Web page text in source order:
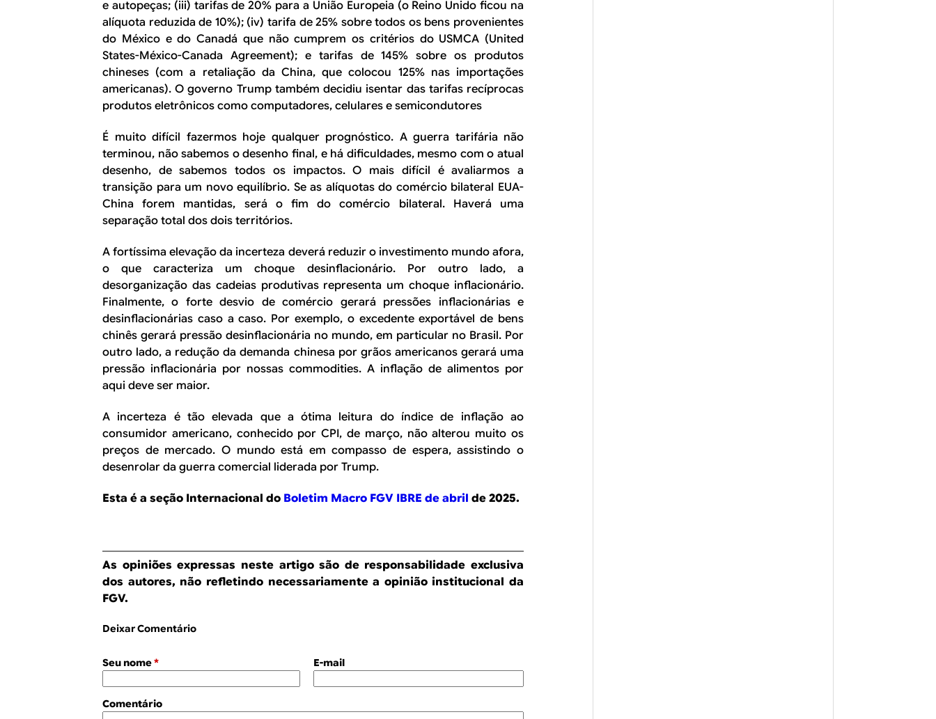
e autopeças; (iii) tarifas de 20% para a União Europeia (o Reino Unido ficou na
alíquota reduzida de 10%); (iv) tarifa de 25% sobre todos os bens provenientes
do México e do Canadá que não cumprem os critérios do USMCA (United
States-México-Canada Agreement); e tarifas de 145% sobre os produtos
chineses (com a retaliação da China, que colocou 125% nas importações
americanas). O governo Trump também decidiu isentar das tarifas recíprocas
produtos eletrônicos como computadores, celulares e semicondutores
É muito difícil fazermos hoje qualquer prognóstico. A guerra tarifária não
terminou, não sabemos o desenho final, e há dificuldades, mesmo com o atual
desenho, de sabemos todos os impactos. O mais difícil é avaliarmos a
transição para um novo equilíbrio. Se as alíquotas do comércio bilateral EUA-
China forem mantidas, será o fim do comércio bilateral. Haverá uma
separação total dos dois territórios.
A fortíssima elevação da incerteza deverá reduzir o investimento mundo afora,
o que caracteriza um choque desinflacionário. Por outro lado, a
desorganização das cadeias produtivas representa um choque inflacionário.
Finalmente, o forte desvio de comércio gerará pressões inflacionárias e
desinflacionárias caso a caso. Por exemplo, o excedente exportável de bens
chinês gerará pressão desinflacionária no mundo, em particular no Brasil. Por
outro lado, a redução da demanda chinesa por grãos americanos gerará uma
pressão inflacionária por nossas commodities. A inflação de alimentos por
aqui deve ser maior.
A incerteza é tão elevada que a ótima leitura do índice de inflação ao
consumidor americano, conhecido por CPI, de março, não alterou muito os
preços de mercado. O mundo está em compasso de espera, assistindo o
desenrolar da guerra comercial liderada por Trump.
Esta é a seção Internacional do Boletim Macro FGV IBRE de abril de 2025.
As opiniões expressas neste artigo são de responsabilidade exclusiva
dos autores, não refletindo necessariamente a opinião institucional da
FGV.
Deixar Comentário
Seu nome* E-mail
Comentário